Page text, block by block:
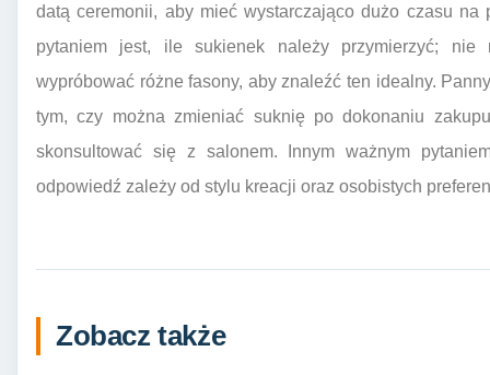
datą ceremonii, aby mieć wystarczająco dużo czasu
pytaniem jest, ile sukienek należy przymierzyć; nie
wypróbować różne fasony, aby znaleźć ten idealny.
tym, czy można zmieniać suknię po dokonaniu
skonsultować się z salonem. Innym ważnym
odpowiedź zależy od stylu kreacji oraz osobistych
Zobacz także